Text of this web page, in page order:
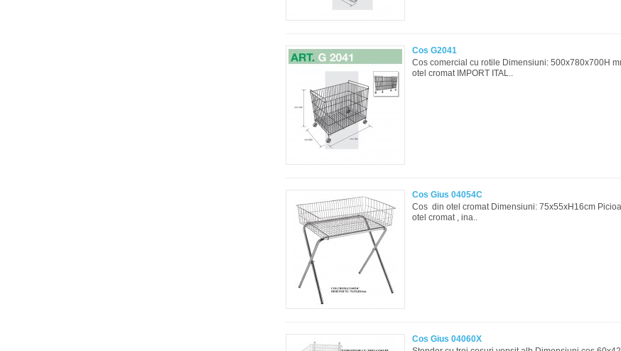
Cos G2041
Cos comercial cu rotile Dimensiuni: 500x780x700H
otel cromat IMPORT ITAL..
Cos Gius 04054C
Cos din otel cromat Dimensiuni: 75x55xH16cm
otel cromat , ina..
Cos Gius 04060X